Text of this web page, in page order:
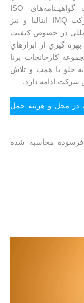
كيـفيـت نيـز پيـشتـاز بوده و دريـافت گواهیـنامه‌های ISO
9001:2008و ISO/TS 16949:2009 از شركت IMQ ايتاليا و نیز
در خصوص كيفيت
گيري از ابزارهاي
كارخانجات برنا
جلو با همت و تلاش
شرکت ادامه دارد.
در محل و هزینه حمل
فرسوده محاسبه شده